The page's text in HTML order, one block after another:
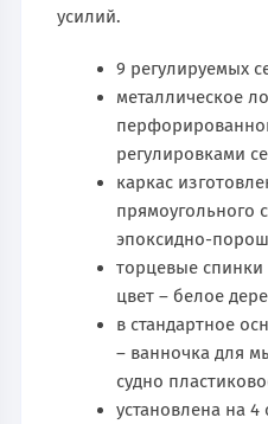
усилий.
9 регулируемых
металлическое
регулировками
каркас
прямоугольного
эпоксидно-
торцевые
цвет – белое
в стандартное
– ванночка для
судно
установлена на